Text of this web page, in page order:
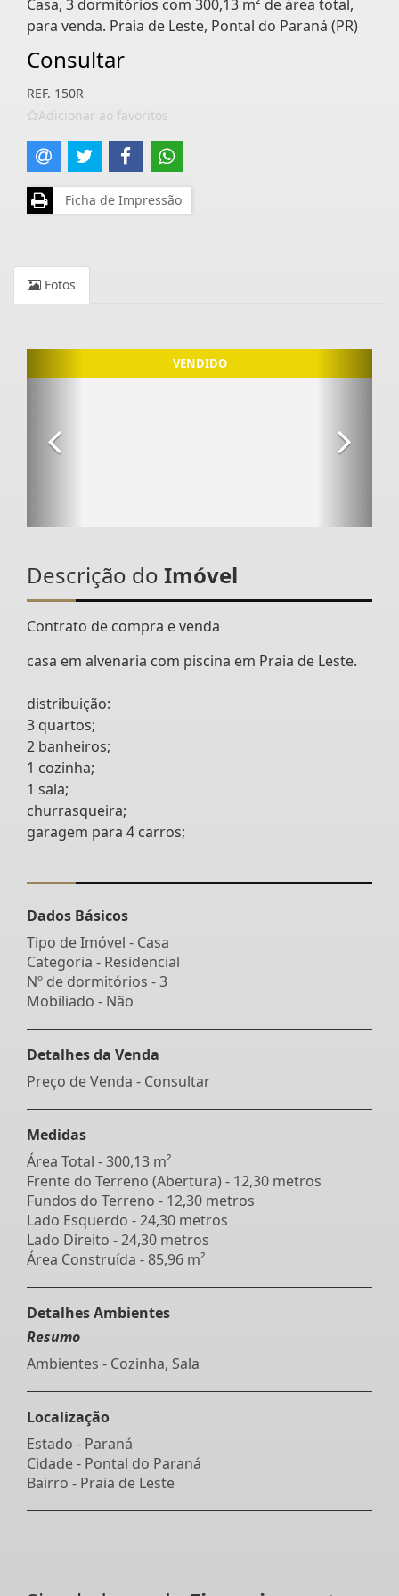
Casa, 3 dormitórios com 300,13 m² de área total,
para venda. Praia de Leste, Pontal do Paraná (PR)
Consultar
REF. 150R
Adicionar ao favoritos
Ficha de Impressão
Fotos
Descrição do Imóvel
Contrato de compra e venda
casa em alvenaria com piscina em Praia de Leste.
distribuição:
3 quartos;
2 banheiros;
1 cozinha;
1 sala;
churrasqueira;
garagem para 4 carros;
Dados Básicos
Tipo de Imóvel - Casa
Categoria - Residencial
Nº de dormitórios - 3
Mobiliado - Não
Detalhes da Venda
Preço de Venda - Consultar
Medidas
Área Total - 300,13 m²
Frente do Terreno (Abertura) - 12,30 metros
Fundos do Terreno - 12,30 metros
Lado Esquerdo - 24,30 metros
Lado Direito - 24,30 metros
Área Construída - 85,96 m²
Detalhes Ambientes
Resumo
Ambientes - Cozinha, Sala
Localização
Estado - Paraná
Cidade - Pontal do Paraná
Bairro - Praia de Leste